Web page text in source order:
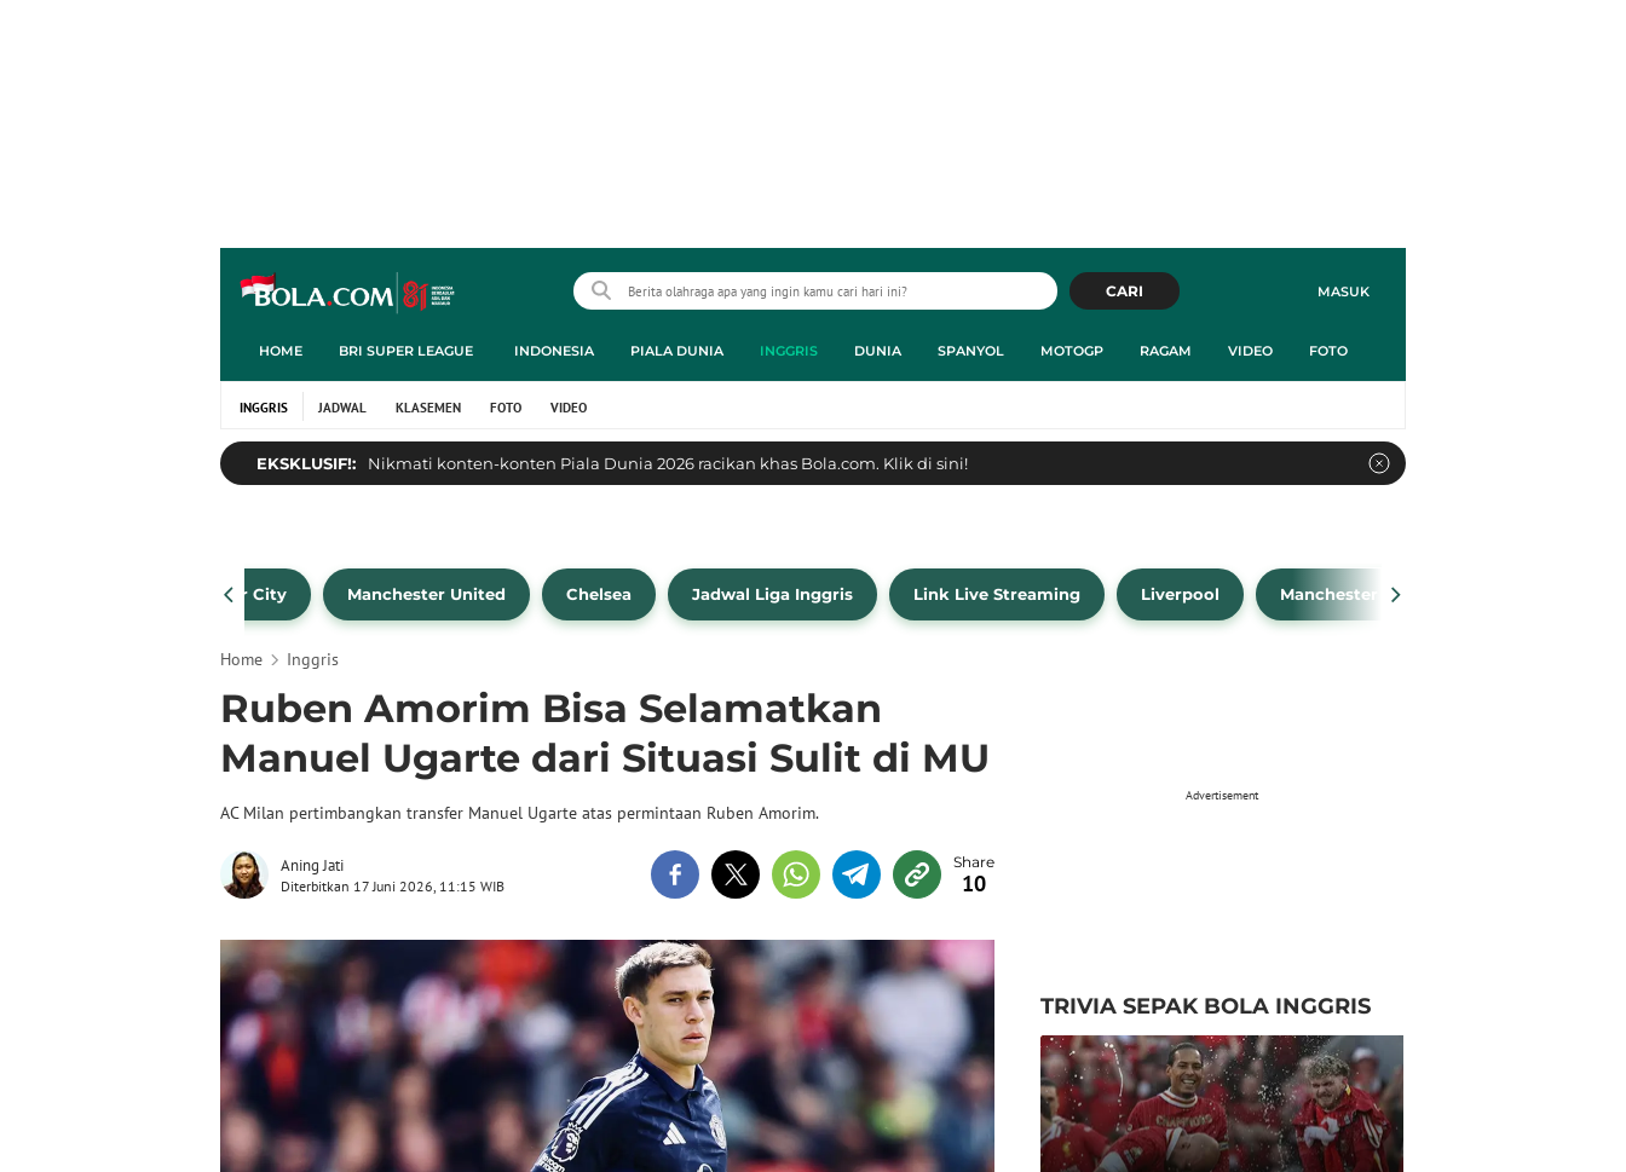
MASUK
CARI
HOME BRI SUPER LEAGUE INDONESIA PIALA DUNIA INGGRIS DUNIA SPANYOL MOTOGP RAGAM VIDEO FOTO
INGGRIS JADWAL KLASEMEN FOTO VIDEO
EKSKLUSIF!: Nikmati konten-konten Piala Dunia 2026 racikan khas Bola.com. Klik di sini!
Manchester City Manchester United Chelsea Jadwal Liga Inggris Link Live Streaming Liverpool Manchester City
Home Inggris
Ruben Amorim Bisa Selamatkan
Manuel Ugarte dari Situasi Sulit di MU
AC Milan pertimbangkan transfer Manuel Ugarte atas permintaan Ruben Amorim.
Aning Jati
Diterbitkan 17 Juni 2026, 11:15 WIB 10
Advertisement
TRIVIA SEPAK BOLA INGGRIS